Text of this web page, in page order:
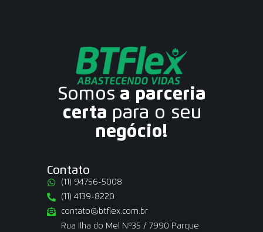
Somos a parceria
certa para o seu
negócio!
(11) 94756-5008
(11) 4139-8220
contato@btflex.com.br
Rua Ilha do Mel Nº35 / 7990 Parque
Contato